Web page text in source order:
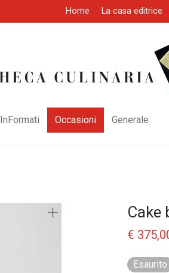
Home La casa editrice
InFormati Occasioni Generale
Cake
€
Esaurito